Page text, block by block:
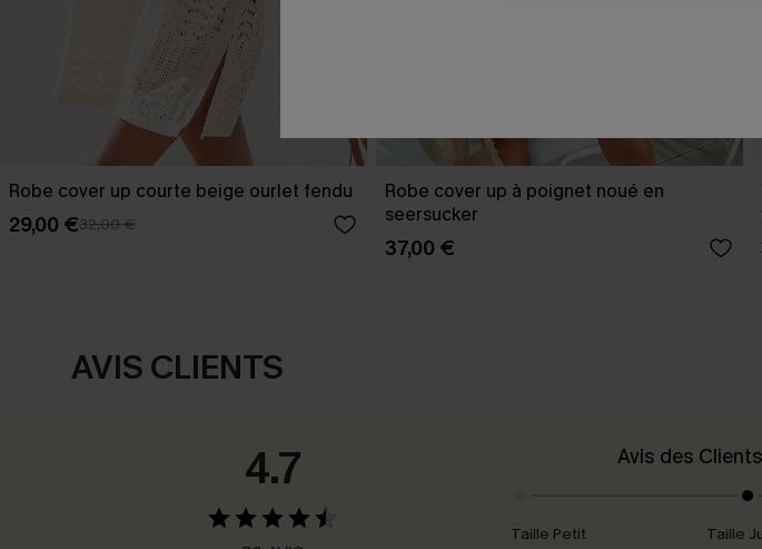
Robe cover up courte beige ourlet fendu
29,00 €32,00 €
Robe cover up à poignet noué en
seersucker
37,00 €
AVIS CLIENTS
4.7 Avis des
Taille Petit Taille